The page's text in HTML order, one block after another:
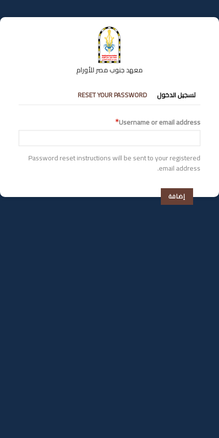
إلى
المحتوى
معهد جنوب مصر للأورام
التبويبات
الأساسية
تسجيل الدخول RESET YOUR PASSWORD
Username or email address
Password reset instructions will be sent to your registered
email address.